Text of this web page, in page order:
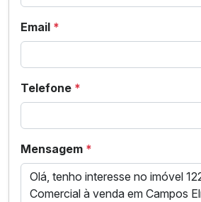
Email *
Telefone *
Mensagem *